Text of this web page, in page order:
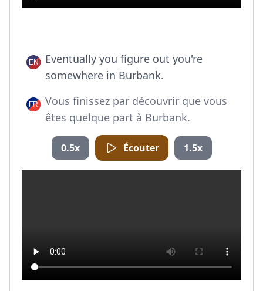
Eventually you figure out you're
somewhere in Burbank.
Vous finissez par découvrir que vous
êtes quelque part à Burbank.
0.5x Écouter 1.5x